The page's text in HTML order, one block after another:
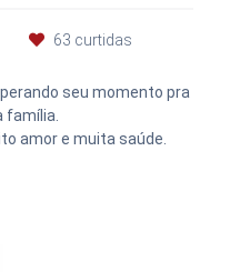
63 curtidas
seu momento pra
família.
amor e muita saúde.